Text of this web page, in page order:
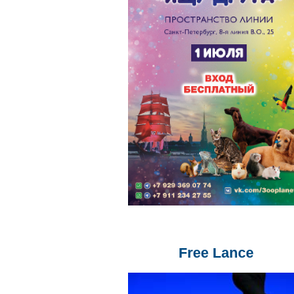
Free Lance